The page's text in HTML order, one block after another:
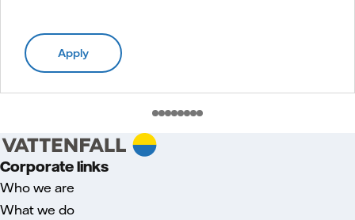
Apply
Corporate links
Who we are
What we do